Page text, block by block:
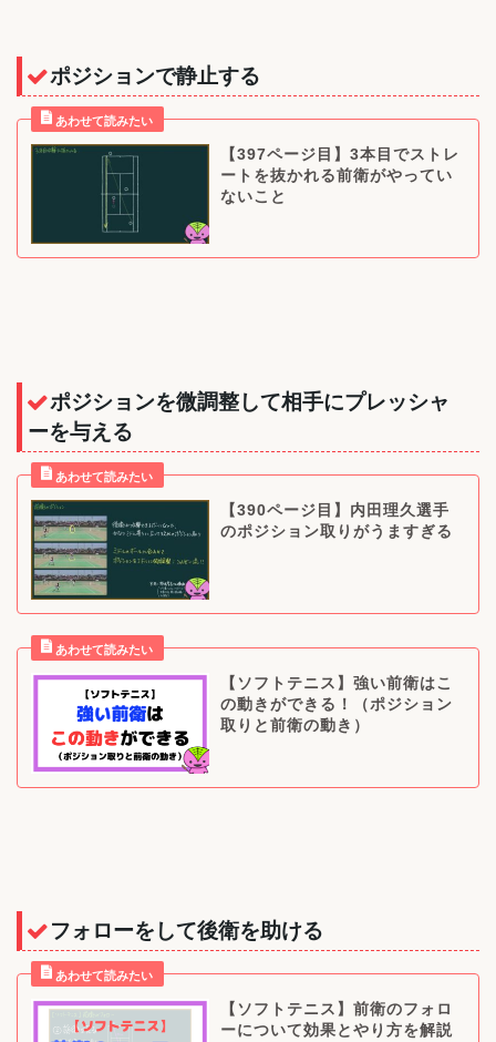
ポジションで静止する
【397ページ目】3本目でストレ
ートを抜かれる前衛がやってい
ないこと
ポジションを微調整して相手にプレッシャ
ーを与える
【390ページ目】内田理久選手
のポジション取りがうますぎる
【ソフトテニス】強い前衛はこ
の動きができる！（ポジション
取りと前衛の動き）
フォローをして後衛を助ける
【ソフトテニス】前衛のフォロ
ーについて効果とやり方を解説